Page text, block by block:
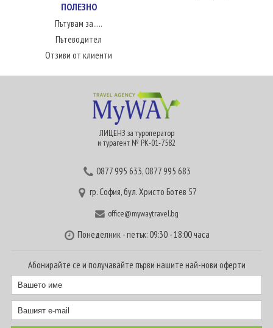
ПОЛЕЗНО
Пътувам за.....
Пътеводител
Отзиви от клиенти
ЛИЦЕНЗ за туроператор
и турагент № РК-01-7582
0877 995 633,0877 995 683
гр. София, бул. Христо Ботев 57
office@mywaytravel.bg
Понеделник - петък: 09:30 - 18:00 часа
Абонирайте се и получавайте първи нашите най-нови оферти